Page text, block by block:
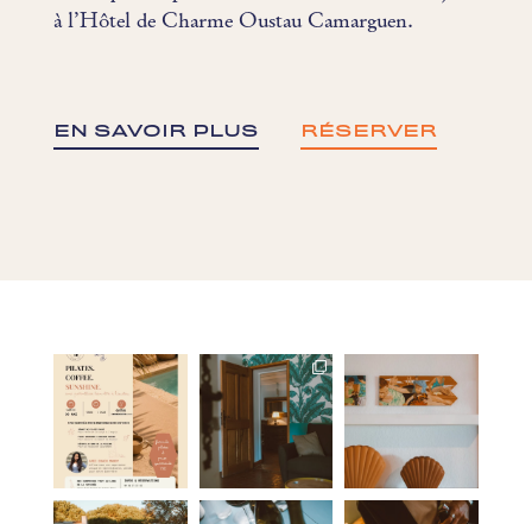
à l’Hôtel de Charme Oustau Camarguen.
EN SAVOIR PLUS RÉSERVER